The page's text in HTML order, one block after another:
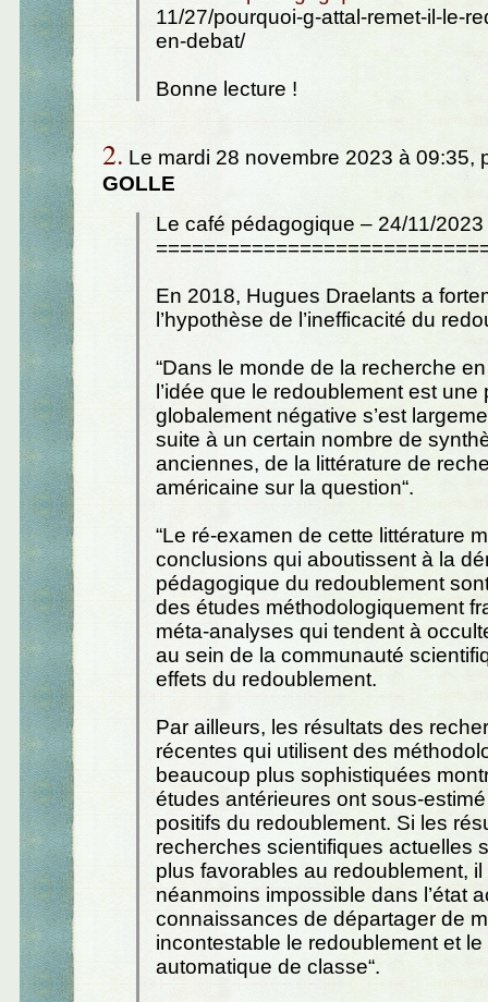
11/27/pourquoi-g-attal-remet-il-le-
en-debat/
Bonne lecture !
2. Le mardi 28 novembre 2023 à 09:35,
GOLLE
Le café pédagogique – 24/11/2023
En 2018, Hugues Draelants a
l’hypothèse de l’inefficacité du
“Dans le monde de la recherche
l’idée que le redoublement est une
globalement négative s’est
suite à un certain nombre de
anciennes, de la littérature de
américaine sur la question“.
“Le ré-examen de cette littérature
conclusions qui aboutissent à la
pédagogique du redoublement
des études méthodologiquement
méta-analyses qui tendent à
au sein de la communauté
effets du redoublement.
Par ailleurs, les résultats des
récentes qui utilisent des
beaucoup plus sophistiquées
études antérieures ont sous-
positifs du redoublement. Si les
recherches scientifiques actuelles
plus favorables au redoublement, il
néanmoins impossible dans l’état
connaissances de départager de
incontestable le redoublement et
automatique de classe“.